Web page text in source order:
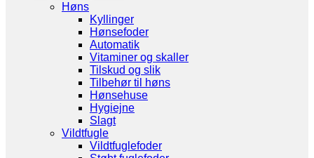
Høns
Kyllinger
Hønsefoder
Automatik
Vitaminer og skaller
Tilskud og slik
Tilbehør til høns
Hønsehuse
Hygiejne
Slagt
Vildtfugle
Vildtfuglefoder